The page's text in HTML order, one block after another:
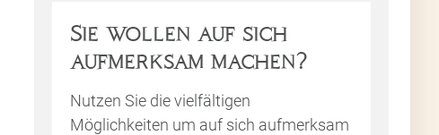
Sie wollen auf sich
aufmerksam machen?
Nutzen Sie die vielfältigen
Möglichkeiten um auf sich aufmerksam